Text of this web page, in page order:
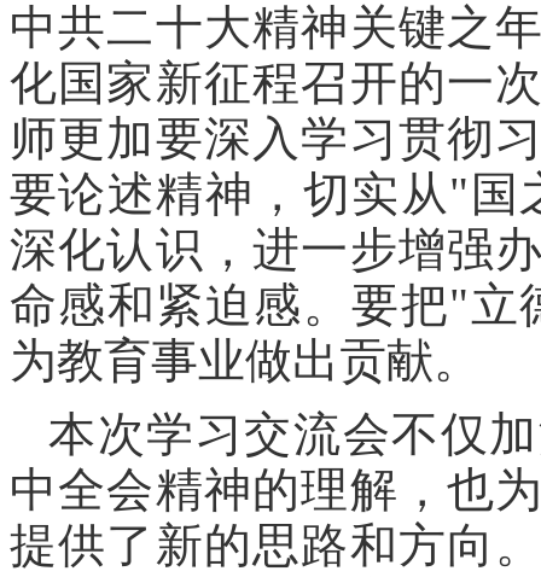
中共二十大精神关键之
化国家新征程召开的一
师更加要深入学习贯彻
要论述精神，切实从"国
深化认识，进一步增强
命感和紧迫感。要把"立
为教育事业做出贡献。
本次学习交流会不仅
中全会精神的理解，也
提供了新的思路和方向